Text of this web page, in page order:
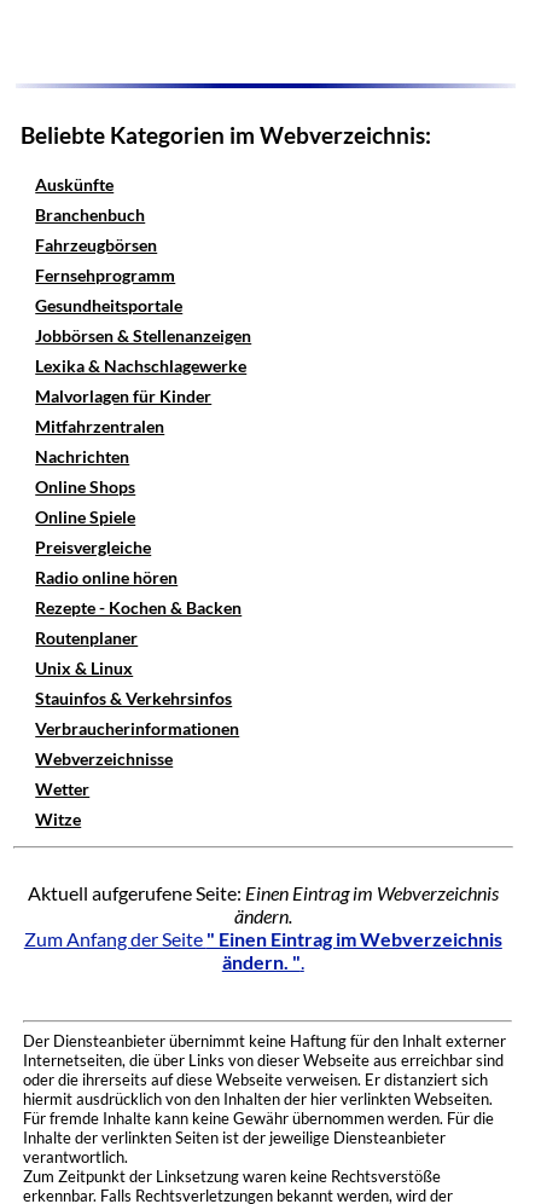
Beliebte Kategorien im Webverzeichnis:
Auskünfte
Branchenbuch
Fahrzeugbörsen
Fernsehprogramm
Gesundheitsportale
Jobbörsen & Stellenanzeigen
Lexika & Nachschlagewerke
Malvorlagen für Kinder
Mitfahrzentralen
Nachrichten
Online Shops
Online Spiele
Preisvergleiche
Radio online hören
Rezepte - Kochen & Backen
Routenplaner
Unix & Linux
Stauinfos & Verkehrsinfos
Verbraucherinformationen
Webverzeichnisse
Wetter
Witze
Aktuell aufgerufene Seite: Einen Eintrag im Webverzeichnis
ändern.
Zum Anfang der Seite " Einen Eintrag im Webverzeichnis
ändern. ".
Der Diensteanbieter übernimmt keine Haftung für den Inhalt externer
Internetseiten, die über Links von dieser Webseite aus erreichbar sind
oder die ihrerseits auf diese Webseite verweisen. Er distanziert sich
hiermit ausdrücklich von den Inhalten der hier verlinkten Webseiten.
Für fremde Inhalte kann keine Gewähr übernommen werden. Für die
Inhalte der verlinkten Seiten ist der jeweilige Diensteanbieter
verantwortlich.
Zum Zeitpunkt der Linksetzung waren keine Rechtsverstöße
erkennbar. Falls Rechtsverletzungen bekannt werden, wird der